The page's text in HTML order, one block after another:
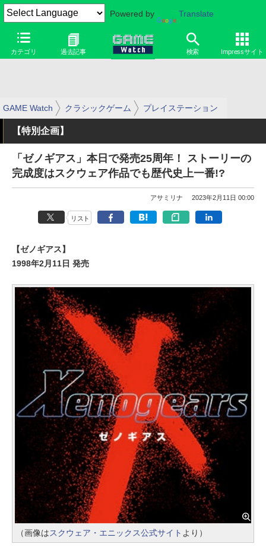
Powered by Translate
カテゴリ 過去記事 検索 Impressサイト
GAME Watch クラシックゲーム プレイステーション
【特別企画】
「ゼノギアス」本日で発売25周年！ ストーリーの
完成度はスクウェア作品でも歴代史上一番!?
アサミリナ 2023年2月11日 00:00
リスト
【ゼノギアス】
1998年2月11日 発売
（画像はスクウェア・エニックス公式サイト より）